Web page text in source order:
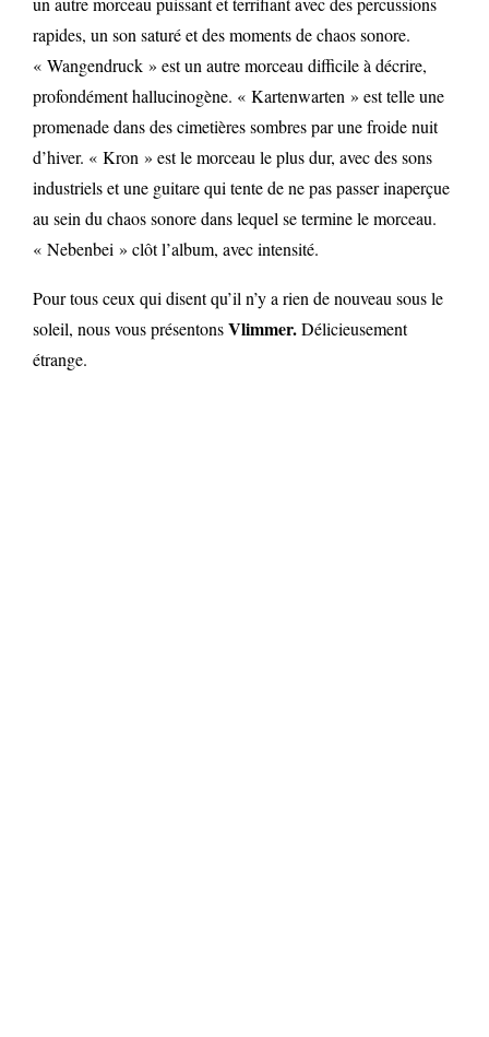
rapides, un son saturé et des moments de chaos sonore.
« Wangendruck » est un autre morceau difficile à décrire,
profondément hallucinogène. « Kartenwarten » est telle une
promenade dans des cimetières sombres par une froide nuit
d’hiver. « Kron » est le morceau le plus dur, avec des sons
industriels et une guitare qui tente de ne pas passer inaperçue
au sein du chaos sonore dans lequel se termine le morceau.
« Nebenbei » clôt l’album, avec intensité.
Pour tous ceux qui disent qu’il n’y a rien de nouveau sous le
soleil, nous vous présentonsVlimmer.Délicieusement
étrange.